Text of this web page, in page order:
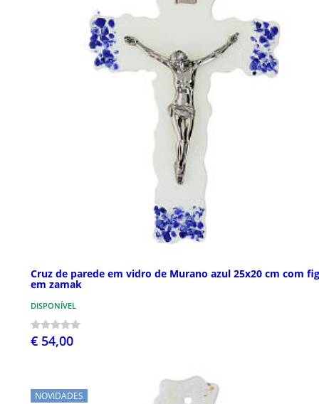
Cruz de parede em vidro de Murano azul 25x20 cm com
em zamak
DISPONÍVEL
€ 54,00
NOVIDADES